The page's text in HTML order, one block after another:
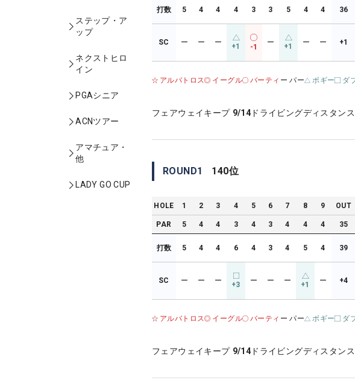
ステップ・ア
ップ
ネクストヒロ
イン
PGAシニア
ACNツアー
アマチュア・
他
LADY GO CUP
打数 5 4 4 4 3 3 5 4 4 36
SC ー ー ー +1 -1
ー +1 ー ー +1
アルバトロス イーグル バーティ ー パー ボギー ダ
フェアウェイキープ 9/14 ドライビングディスタンス
ROUND1 140位
HOLE 1 2 3 4 5 6 7 8 9 OUT
PAR 5 4 4 3 4 3 4 4 4 35
打数 5 4 4 6 4 3 4 5 4 39
SC ー ー ー +3 ー ー ー +1 ー +4
アルバトロス イーグル バーティ ー パー ボギー ダ
フェアウェイキープ 9/14 ドライビングディスタンス